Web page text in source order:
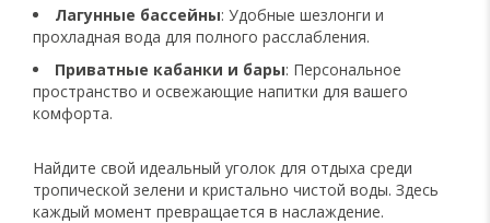
Лагунные бассейны: Удобные шезлонги и
прохладная вода для полного расслабления.
Приватные кабанки и бары: Персональное
пространство и освежающие напитки для вашего
комфорта.
Найдите свой идеальный уголок для отдыха среди
тропической зелени и кристально чистой воды. Здесь
каждый момент превращается в наслаждение.